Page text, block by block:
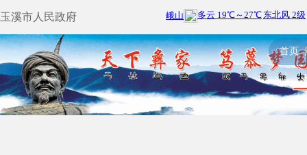
玉溪市人民政府
首页